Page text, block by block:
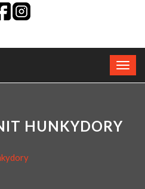
HUNKYDORY